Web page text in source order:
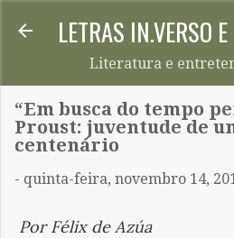
Pular para o
LETRAS IN.VERSO
Literatura e
“Em busca do tempo
Proust: juventude de
centenário
- quinta-feira, novembro 14,
Por Félix de Azúa